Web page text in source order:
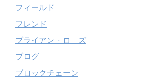
フィールド
フレンド
ブライアン・ローズ
ブログ
ブロックチェーン